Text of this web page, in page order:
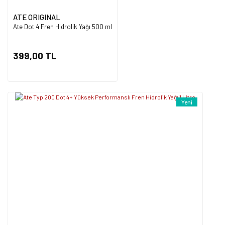
ATE ORIGINAL
Ate Dot 4 Fren Hidrolik Yağı 500 ml
399,00 TL
Yeni